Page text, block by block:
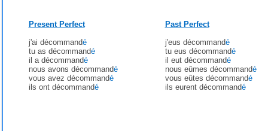
Present Perfect
j'ai décommandé
tu as décommandé
il a décommandé
nous avons décommandé
vous avez décommandé
ils ont décommandé
Past Perfect
j'eus décommandé
tu eus décommandé
il eut décommandé
nous eûmes décommandé
vous eûtes décommandé
ils eurent décommandé